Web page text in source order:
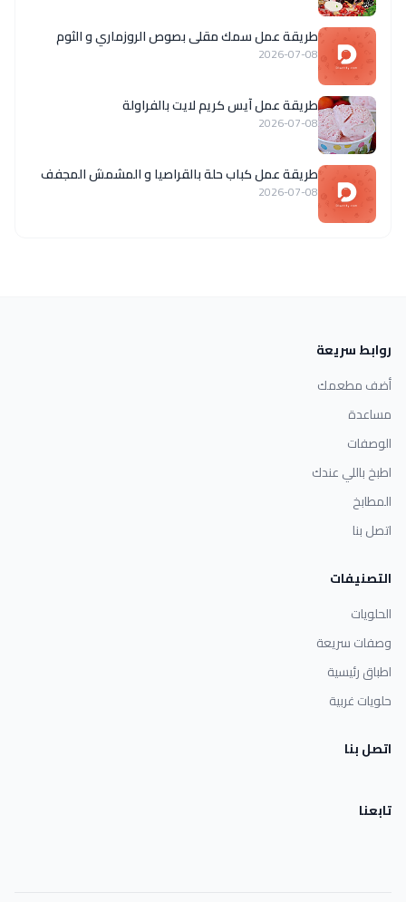
طريقة عمل سمك مقلى بصوص الروزماري و الثوم
2026-07-08
طريقة عمل آيس كريم لايت بالفراولة
2026-07-08
طريقة عمل كباب حلة بالقراصيا و المشمش المجفف
2026-07-08
روابط سريعة
أضف مطعمك
مساعدة
الوصفات
اطبخ باللي عندك
المطابخ
اتصل بنا
التصنيفات
الحلويات
وصفات سريعة
اطباق رئيسية
حلويات غربية
اتصل بنا
تابعنا